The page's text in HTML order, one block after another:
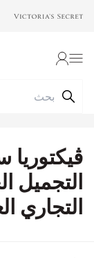
التجميل
التجاري